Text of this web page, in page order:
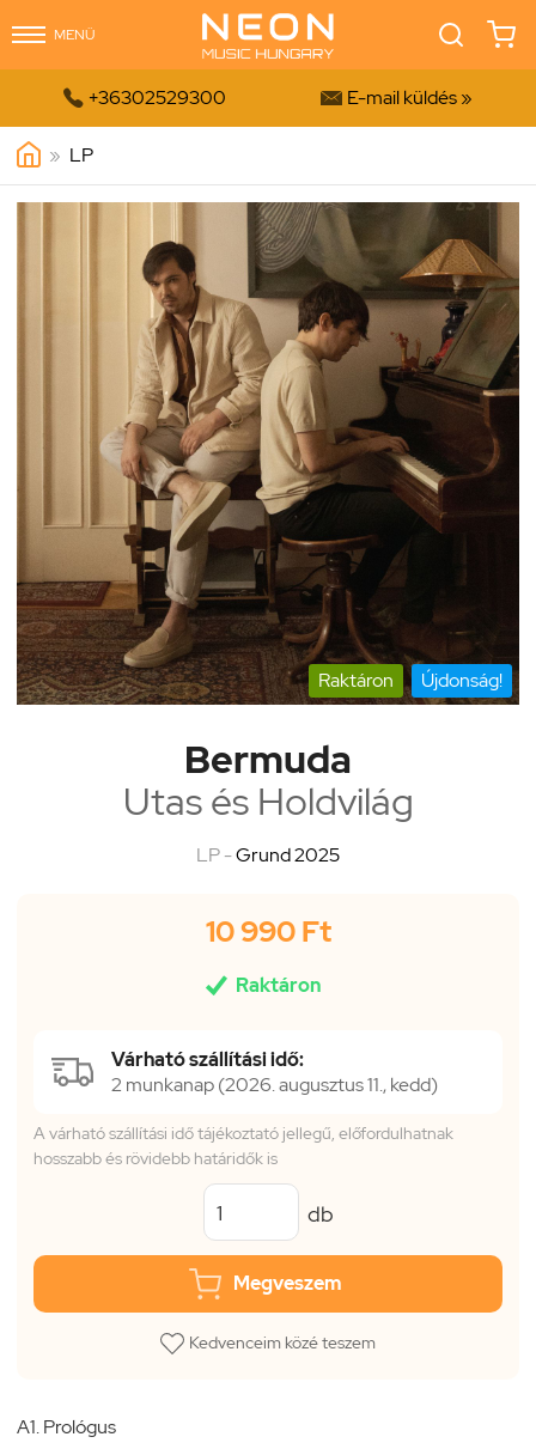
MENÜ
 +36302529300  E-mail küldés »
» LP
Raktáron Újdonság!
Bermuda
Utas és Holdvilág
LP -Grund 2025
10 990 Ft
 Raktáron
Várható szállítási idő:
2 munkanap (2026. augusztus 11., kedd)
A várható szállítási idő tájékoztató jellegű, előfordulhatnak
hosszabb és rövidebb határidők is
db
Megveszem
Kedvenceim közé teszem
A1. Prológus